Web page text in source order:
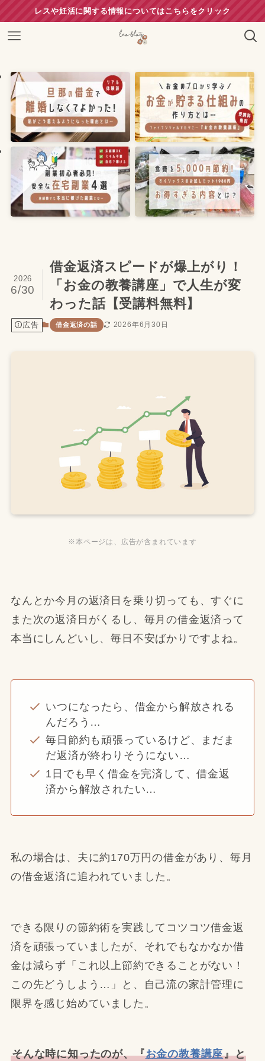
レスや妊活に関する情報についてはこちらをクリック
借金返済スピードが爆上がり！
「お金の教養講座」で人生が変
わった話【受講料無料】
2026
6/30
広告 借金返済の話 2026年6月30日
※本ページは、広告が含まれています
なんとか今月の返済日を乗り切っても、すぐに
また次の返済日がくるし、毎月の借金返済って
本当にしんどいし、毎日不安ばかりですよね。
いつになったら、借金から解放される
んだろう…
毎日節約も頑張っているけど、まだま
だ返済が終わりそうにない…
1日でも早く借金を完済して、借金返
済から解放されたい…
私の場合は、夫に約170万円の借金があり、毎月
の借金返済に追われていました。
できる限りの節約術を実践してコツコツ借金返
済を頑張っていましたが、それでもなかなか借
金は減らず「これ以上節約できることがない！
この先どうしよう…」と、自己流の家計管理に
限界を感じ始めていました。
そんな時に知ったのが、『お金の教養講座』と